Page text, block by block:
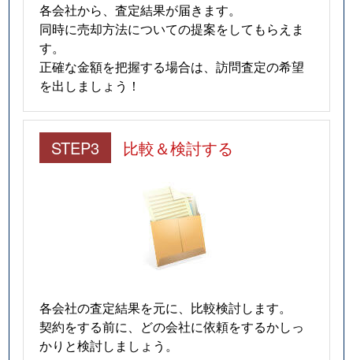
各会社から、査定結果が届きます。
同時に売却方法についての提案をしてもらえま
す。
正確な金額を把握する場合は、訪問査定の希望
を出しましょう！
STEP3 比較＆検討する
各会社の査定結果を元に、比較検討します。
契約をする前に、どの会社に依頼をするかしっ
かりと検討しましょう。